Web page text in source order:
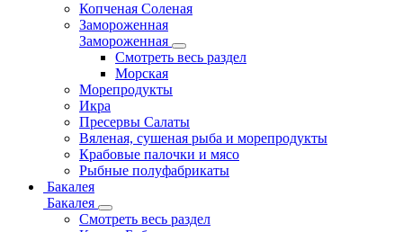
Копченая Соленая
Замороженная
Замороженная
Смотреть весь раздел
Морская
Морепродукты
Икра
Пресервы Салаты
Вяленая, сушеная рыба и морепродукты
Крабовые палочки и мясо
Рыбные полуфабрикаты
Бакалея
Бакалея
Смотреть весь раздел